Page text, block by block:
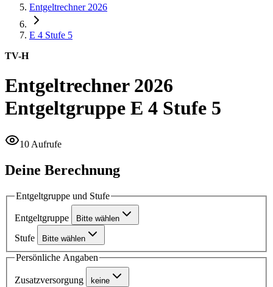
Entgeltrechner 2026
E 4 Stufe 5
TV-H
Entgeltrechner 2026
Entgeltgruppe E 4 Stufe 5
10 Aufrufe
Deine Berechnung
Entgeltgruppe und Stufe
Entgeltgruppe Bitte wählen
Stufe Bitte wählen
Persönliche Angaben
Zusatzversorgung keine